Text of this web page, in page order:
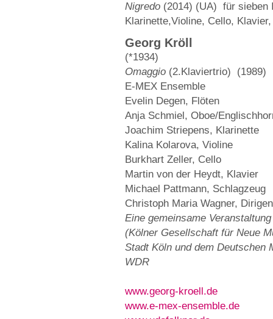
Nigredo (2014) (UA) für sieben
Klarinette,Violine, Cello,
Georg Kröll
(*1934)
Omaggio (2.Klaviertrio) (1989)
E-MEX Ensemble
Evelin Degen, Flöten
Anja Schmiel, Oboe/
Joachim Striepens, Klarinette
Kalina Kolarova, Violine
Burkhart Zeller, Cello
Martin von der Heydt, Klavier
Michael Pattmann, Schlagzeug
Christoph Maria Wagner,
Eine gemeinsame
(Kölner Gesellschaft für Neue
Stadt Köln und dem Deutschen
WDR
www.georg-kroell.de
www.e-mex-ensemble.de